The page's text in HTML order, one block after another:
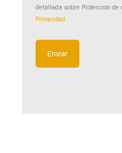
detallada sobre Protección de
Privacidad .